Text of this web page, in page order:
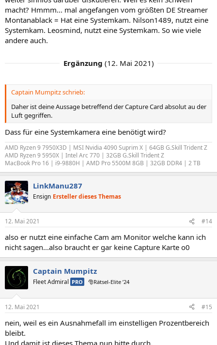
macht? Hmmm... mal angefangen vom größten DE Streamer
Montanablack = Hat eine Systemkam. Nilson1489, nutzt eine
Systemkam. Leosmind, nutzt eine Systemkam. So wie viele
andere auch.
Ergänzung (12. Mai 2021)
Captain Mumpitz schrieb:
Daher ist deine Aussage betreffend der Capture Card absolut au der
Luft gegriffen.
Dass für eine Systemkamera eine benötigt wird?
AMD Ryzen 9 7950X3D | MSI Nvidia 4090 Suprim X | 64GB G.Skill Trident Z
AMD Ryzen 9 5950X | Intel Arc 770 | 32GB G.Skill Trident Z
MacBook Pro 16 | i9-9880H | AMD Pro 5500M 8GB | 32GB DDR4 | 2 TB
LinkManu287
Ensign Ersteller dieses Themas
12. Mai 2021 #14
also er nutzt eine einfache Cam am Monitor welche kann ich
nicht sagen...also braucht er gar keine Capture Karte o0
Captain Mumpitz
Fleet Admiral PRO 🎅Rätsel-Elite ’24
12. Mai 2021 #15
nein, weil es ein Ausnahmefall im einstelligen Prozentbereich
bleibt.
Und damit ist dieses Thema nun bitte durch.